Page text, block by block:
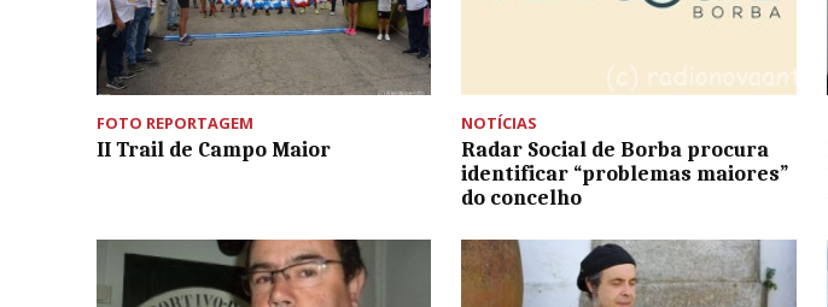
FOTO REPORTAGEM
II Trail de Campo Maior
NOTÍCIAS
Radar Social de Borba procura
identificar “problemas maiores”
do concelho